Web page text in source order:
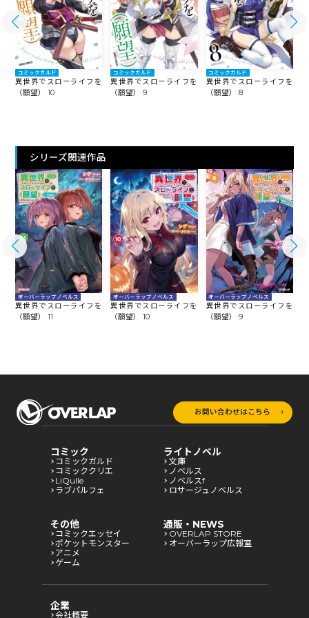
コミックガルド
異世界でスローライフを
（願望） 10
コミックガルド
異世界でスローライフを
（願望） 9
コミックガルド
異世界でスローライフを
（願望） 8
シリーズ関連作品
オーバーラップノベルス
異世界でスローライフを
（願望） 11
オーバーラップノベルス
異世界でスローライフを
（願望） 10
オーバーラップノベルス
異世界でスローライフを
（願望） 9
お問い合わせはこちら
コミック
コミックガルド
コミッククリエ
LiQulle
ラブパルフェ
ライトノベル
文庫
ノベルス
ノベルスf
ロサージュノベルス
その他
コミックエッセイ
ポケットモンスター
アニメ
ゲーム
通販・NEWS
OVERLAP STORE
オーバーラップ広報室
企業
会社概要